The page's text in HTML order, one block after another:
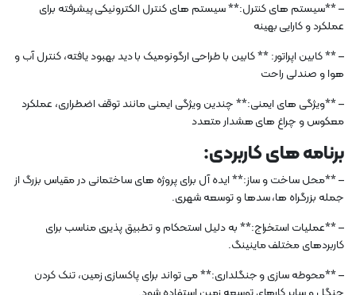
– **سیستم های کنترل:** سیستم های کنترل الکترونیکی پیشرفته برای
عملکرد و کارایی بهینه
– ** کابین اپراتور: ** کابین با طراحی ارگونومیک با دید بهبود یافته، کنترل آب و
هوا و صندلی راحت
– **ویژگی های ایمنی:** چندین ویژگی ایمنی مانند توقف اضطراری، عملکرد
معکوس و چراغ های هشدار متعدد
برنامه های کاربردی:
– **محل ساخت و ساز:** ایده آل برای پروژه های ساختمانی در مقیاس بزرگ از
جمله بزرگراه ها، سدها و توسعه شهری.
– **عملیات استخراج:** به دلیل استحکام و تطبیق پذیری مناسب برای
کاربردهای مختلف ماینینگ.
– **محوطه سازی و جنگلداری:** می تواند برای پاکسازی زمین، تنک کردن